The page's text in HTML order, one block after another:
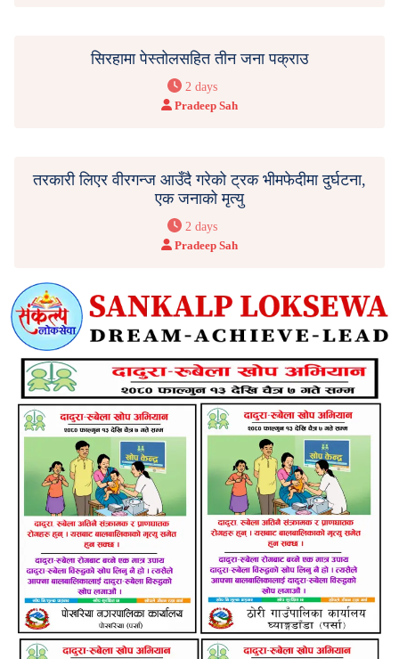
सिरहामा पेस्तोलसहित तीन जना पक्राउ
2 days
Pradeep Sah
तरकारी लिएर वीरगन्ज आउँदै गरेको ट्रक भीमफेदीमा दुर्घटना,
एक जनाको मृत्यु
2 days
Pradeep Sah